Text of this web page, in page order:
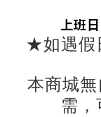
上班
★如遇假
本商城
需